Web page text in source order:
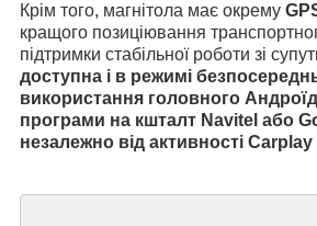
Крім того, магнітола має окрему
кращого позиціювання
підтримки стабільної роботи зі
доступна і в режимі
використання головного
програми на кшталт Navitel або
незалежно від активності